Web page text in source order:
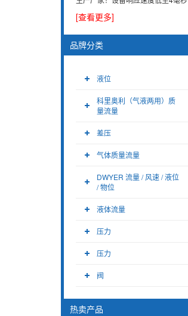
[查看更多]
品牌分类
液位
科里奥利（气液两用）质
量流量
差压
气体质量流量
DWYER 流量 / 风速 / 液位
/ 物位
液体流量
压力
压力
阀
热卖产品